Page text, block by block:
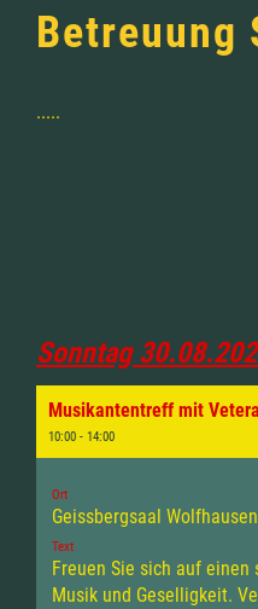
Betreuung
.....
Sonntag
Musikantentreff mit
10:00 - 14:00
Ort
Geissbergsaal Wolfhausen
Text
Freuen Sie sich auf
Musik und Geselligkeit.